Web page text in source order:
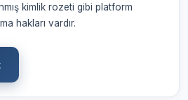
kimlik rozeti gibi platform
hakları vardır.